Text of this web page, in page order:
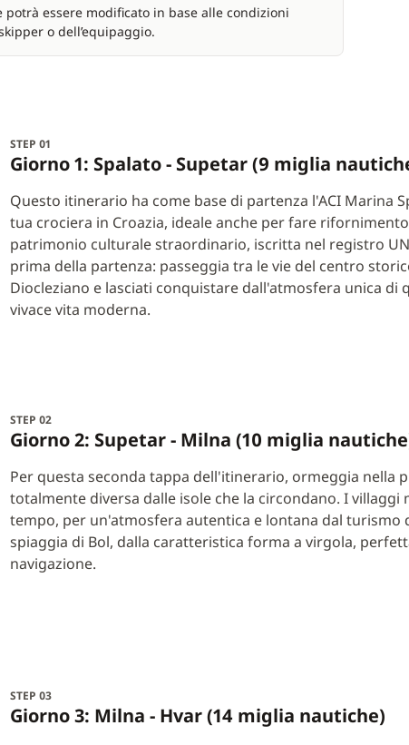
essere modificato in base alle condizioni
o dell’equipaggio.
STEP 01
Giorno 1: Spalato - Supetar (9 miglia
Questo itinerario ha come base di partenza l'ACI Marina
tua crociera in Croazia, ideale anche per fare
patrimonio culturale straordinario, iscritta nel registro
prima della partenza: passeggia tra le vie del centro
Diocleziano e lasciati conquistare dall'atmosfera unica di
vivace vita moderna.
STEP 02
Giorno 2: Supetar - Milna (10 miglia
Per questa seconda tappa dell'itinerario, ormeggia nella
totalmente diversa dalle isole che la circondano. I
tempo, per un'atmosfera autentica e lontana dal turismo
spiaggia di Bol, dalla caratteristica forma a virgola,
navigazione.
STEP 03
Giorno 3: Milna - Hvar (14 miglia nautiche)